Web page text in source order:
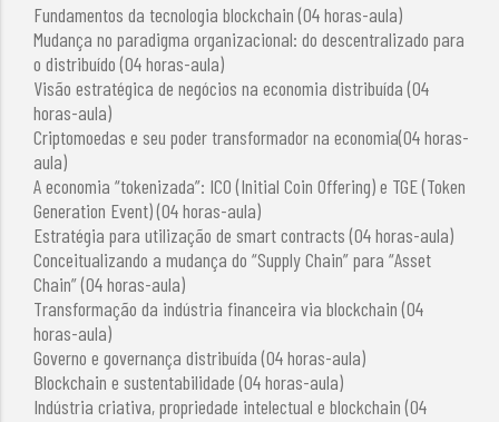
Fundamentos da tecnologia blockchain (04 horas-aula)
Mudança no paradigma organizacional: do descentralizado para
o distribuído (04 horas-aula)
Visão estratégica de negócios na economia distribuída (04
horas-aula)
Criptomoedas e seu poder transformador na economia(04 horas-
aula)
A economia “tokenizada”: ICO (Initial Coin Offering) e TGE (Token
Generation Event) (04 horas-aula)
Estratégia para utilização de smart contracts (04 horas-aula)
Conceitualizando a mudança do “Supply Chain” para “Asset
Chain” (04 horas-aula)
Transformação da indústria financeira via blockchain (04
horas-aula)
Governo e governança distribuída (04 horas-aula)
Blockchain e sustentabilidade (04 horas-aula)
Indústria criativa, propriedade intelectual e blockchain (04